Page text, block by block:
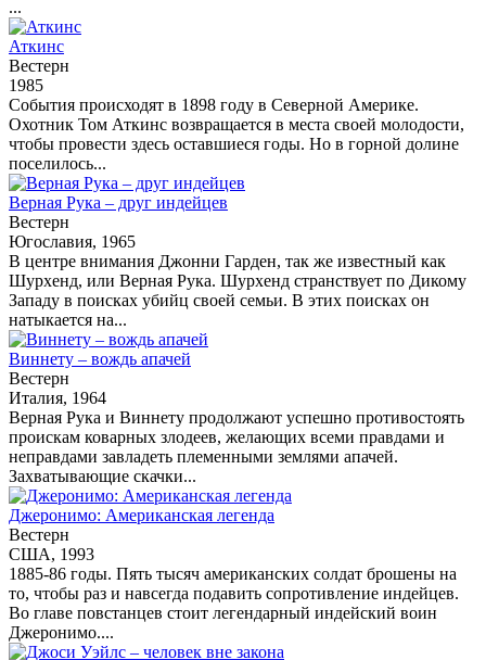
...
Аткинс
Вестерн
1985
События происходят в 1898 году в Северной Америке.
Охотник Том Аткинс возвращается в места своей молодости,
чтобы провести здесь оставшиеся годы. Но в горной долине
поселилось...
Верная Рука – друг индейцев
Вестерн
Югославия, 1965
В центре внимания Джонни Гарден, так же известный как
Шурхенд, или Верная Рука. Шурхенд странствует по Дикому
Западу в поисках убийц своей семьи. В этих поисках он
натыкается на...
Виннету – вождь апачей
Вестерн
Италия, 1964
Верная Рука и Виннету продолжают успешно противостоять
проискам коварных злодеев, желающих всеми правдами и
неправдами завладеть племенными землями апачей.
Захватывающие скачки...
Джеронимо: Американская легенда
Вестерн
США, 1993
1885-86 годы. Пять тысяч американских солдат брошены на
то, чтобы раз и навсегда подавить сопротивление индейцев.
Во главе повстанцев стоит легендарный индейский воин
Джеронимо....